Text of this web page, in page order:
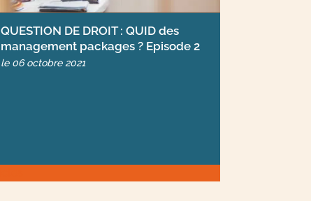
QUESTION DE DROIT : QUID des
management packages ? Episode 2
le 06 octobre 2021